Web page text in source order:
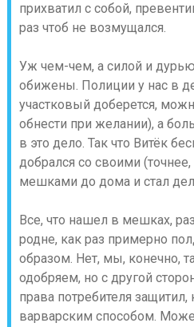
прихватил с собой,
раз чтоб не возмущался.
Уж чем-чем, а силой и
обижены. Полиции у нас в
участковый доберется,
обнести при желании), а
в это дело. Так что Витёк
добрался со своими
мешками до дома и стал
Все, что нашел в мешках,
родне, как раз примерно
образом. Нет, мы, конечно,
одобряем, но с другой
права потребителя защитил,
варварским способом.